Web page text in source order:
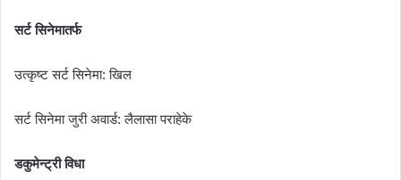
सर्ट सिनेमातर्फ
उत्कृष्ट सर्ट सिनेमा: खिल
सर्ट सिनेमा जुरी अवार्ड: लैलासा पराहेके
डकुमेन्ट्री विधा